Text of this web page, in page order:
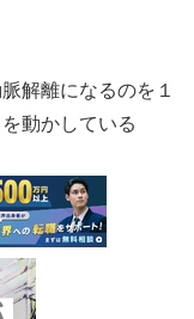
解離になるのを１
動かしている